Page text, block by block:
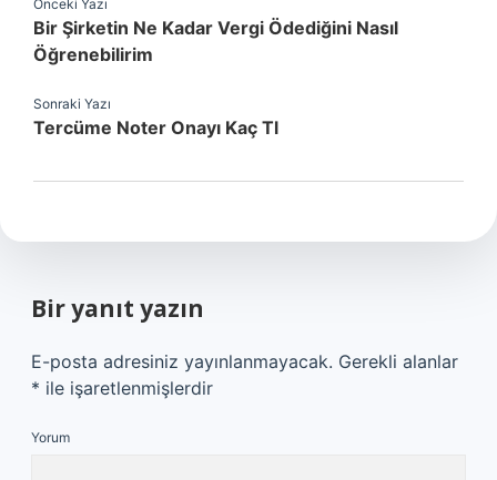
Önceki Yazı
Bir Şirketin Ne Kadar Vergi Ödediğini Nasıl
Öğrenebilirim
Sonraki Yazı
Tercüme Noter Onayı Kaç Tl
Bir yanıt yazın
E-posta adresiniz yayınlanmayacak. Gerekli alanlar
* ile işaretlenmişlerdir
Yorum